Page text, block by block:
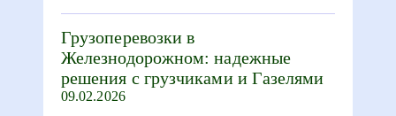
Грузоперевозки в
Железнодорожном: надежные
решения с грузчиками и Газелями
09.02.2026